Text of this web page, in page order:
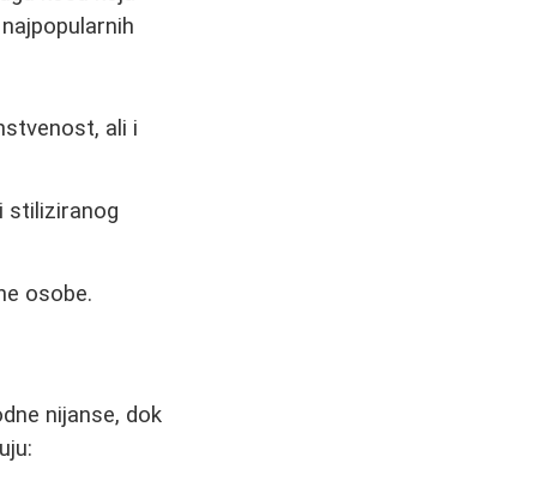
ali i
stiliziranog
osobe.
nijanse, dok